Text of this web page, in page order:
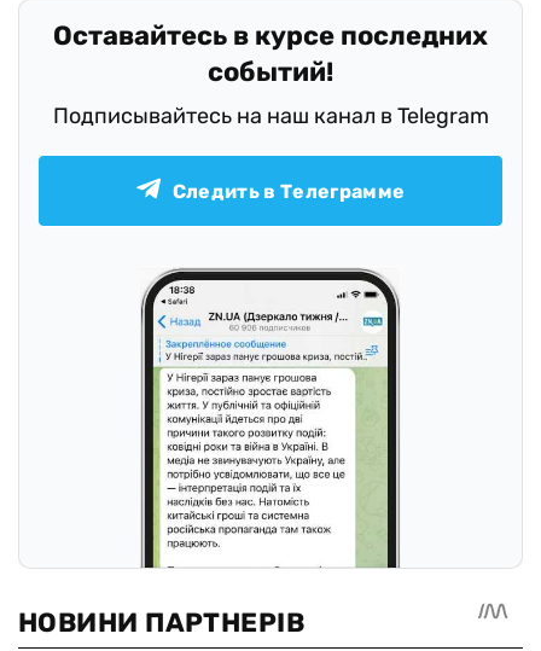
Оставайтесь в курсе последних
событий!
Подписывайтесь на наш канал в Telegram
Следить в Телеграмме